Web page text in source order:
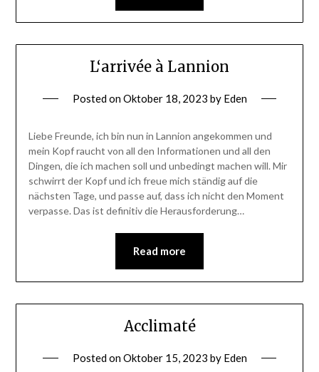
L‘arrivée à Lannion
Posted onOktober 18, 2023 by Eden
Liebe Freunde, ich bin nun in Lannion angekommen und
mein Kopf raucht von all den Informationen und all den
Dingen, die ich machen soll und unbedingt machen will. Mir
schwirrt der Kopf und ich freue mich ständig auf die
nächsten Tage, und passe auf, dass ich nicht den Moment
verpasse. Das ist definitiv die Herausforderung…
Read more
Acclimaté
Posted onOktober 15, 2023 by Eden